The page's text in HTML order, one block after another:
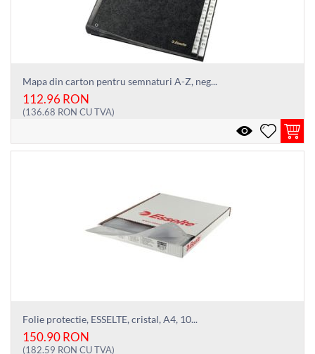
Mapa din carton pentru semnaturi A-Z, neg...
112.96 RON
(136.68 RON CU TVA)
Folie protectie, ESSELTE, cristal, A4, 10...
150.90RON
(182.59 RON CU TVA)